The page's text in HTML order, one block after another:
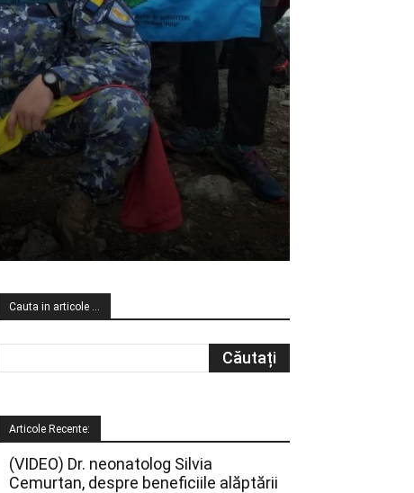
Cauta in articole …
Articole Recente:
(VIDEO) Dr. neonatolog Silvia
Cemurtan, despre beneficiile alăptării